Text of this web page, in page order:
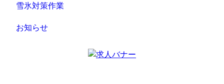
雪氷対策作業
お知らせ